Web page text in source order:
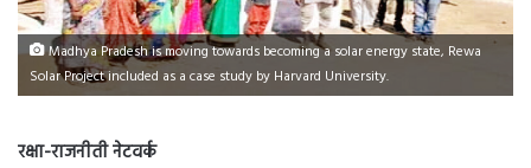
Madhya Pradesh is moving towards becoming a solar energy state, Rewa
Solar Project included as a case study by Harvard University.
रक्षा-राजनीती नेटवर्क